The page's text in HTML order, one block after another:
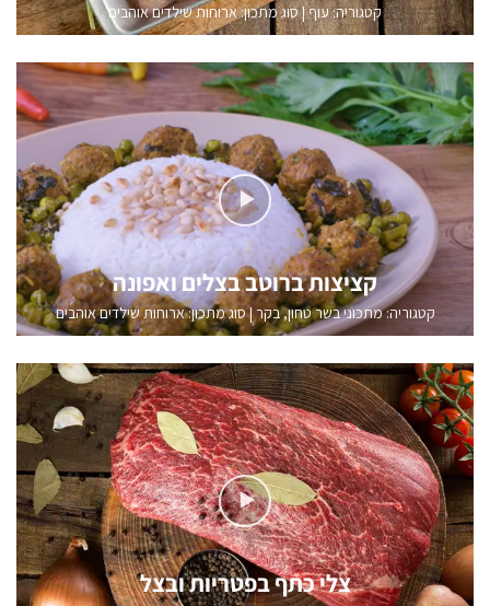
קטגוריה:עוף|סוג מתכון: ארוחות שילדים אוהבים
קציצות ברוטב בצלים ואפונה
קטגוריה:מתכוני בשר טחון,בקר |סוג מתכון: ארוחות שילדים אוהבים
צלי כתף בפטריות ובצל